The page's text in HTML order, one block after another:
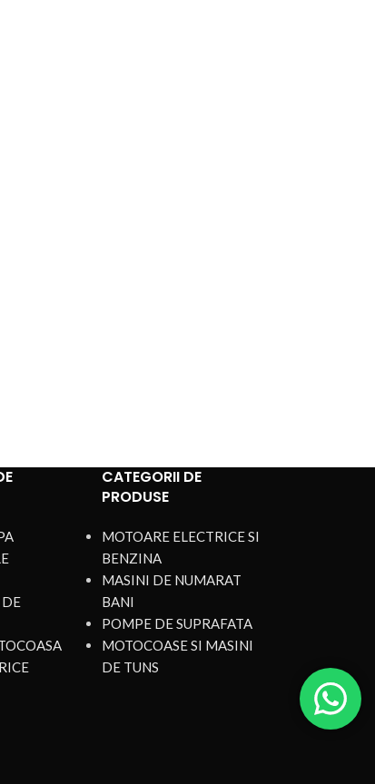
CATEGORII DE
PRODUSE
MOTOARE ELECTRICE SI
BENZINA
MASINI DE NUMARAT
BANI
POMPE DE SUPRAFATA
MOTOCOASE SI MASINI
DE TUNS